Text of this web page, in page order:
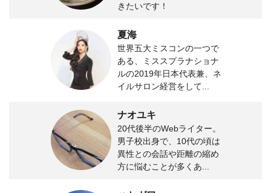
きたいです！
夏海
世界五大ミスコンの一つで
ある、ミススプラナショナ
ルの2019年日本代表兼、ネ
イルサロン経営をして...
ナオユキ
20代後半のWebライター。
男子校出身で、10代の頃は
異性との会話や距離の縮め
方に悩むことが多くあ...